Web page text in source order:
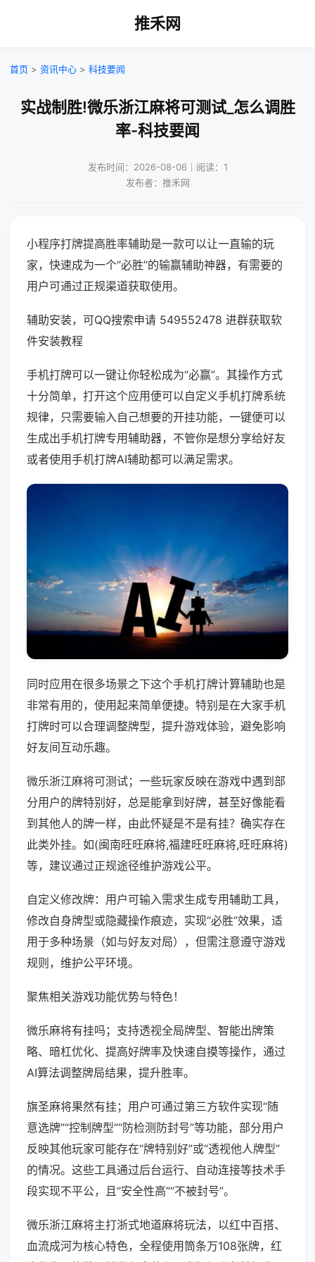
推禾网
首页 > 资讯中心 > 科技要闻
实战制胜!微乐浙江麻将可测试_怎么调胜
率-科技要闻
发布时间：2026-08-06｜阅读：1
发布者：推禾网
小程序打牌提高胜率辅助是一款可以让一直输的玩
家，快速成为一个“必胜”的输赢辅助神器，有需要的
用户可通过正规渠道获取使用。
辅助安装，可QQ搜索申请 549552478 进群获取软
件安装教程
手机打牌可以一键让你轻松成为“必赢”。其操作方式
十分简单，打开这个应用便可以自定义手机打牌系统
规律，只需要输入自己想要的开挂功能，一键便可以
生成出手机打牌专用辅助器，不管你是想分享给好友
或者使用手机打牌AI辅助都可以满足需求。
同时应用在很多场景之下这个手机打牌计算辅助也是
非常有用的，使用起来简单便捷。特别是在大家手机
打牌时可以合理调整牌型，提升游戏体验，避免影响
好友间互动乐趣。
微乐浙江麻将可测试；一些玩家反映在游戏中遇到部
分用户的牌特别好，总是能拿到好牌，甚至好像能看
到其他人的牌一样，由此怀疑是不是有挂？确实存在
此类外挂。如(闽南旺旺麻将,福建旺旺麻将,旺旺麻将)
等，建议通过正规途径维护游戏公平。
自定义修改牌：用户可输入需求生成专用辅助工具，
修改自身牌型或隐藏操作痕迹，实现“必胜”效果，适
用于多种场景（如与好友对局），但需注意遵守游戏
规则，维护公平环境。
聚焦相关游戏功能优势与特色！
微乐麻将有挂吗；支持透视全局牌型、智能出牌策
略、暗杠优化、提高好牌率及快速自摸等操作，通过
AI算法调整牌局结果，提升胜率。
旗圣麻将果然有挂；用户可通过第三方软件实现“随
意选牌”“控制牌型”“防检测防封号”等功能，部分用户
反映其他玩家可能存在“牌特别好”或“透视他人牌型”
的情况。这些工具通过后台运行、自动连接等技术手
段实现不平公，且“安全性高”“不被封号”。
微乐浙江麻将主打浙式地道麻将玩法，以红中百搭、
血流成河为核心特色，全程使用筒条万108张牌，红